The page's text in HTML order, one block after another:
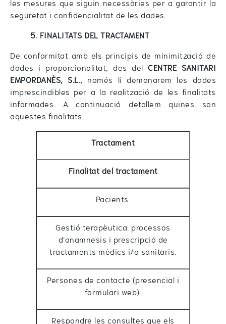
les mesures que siguin necessàries per a garantir la
seguretat i confidencialitat de les dades.
5. FINALITATS DEL TRACTAMENT
De conformitat amb els principis de minimització de
dades i proporcionalitat, des delCENTRE SANITARI
EMPORDANÈS, S.L., només li demanarem les dades
imprescindibles per a la realització de les finalitats
informades. A continuació detallem quines son
aquestes finalitats:
Tractament
Finalitat del tractament
Pacients.
Gestió terapèutica: processos
d’anamnesis i prescripció de
tractaments mèdics i/o sanitaris.
Persones de contacte (presencial i
formulari web).
Respondre les consultes que els